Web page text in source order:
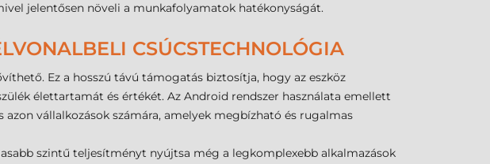
jelentősen növeli a munkafolyamatok hatékonyságát.
CSÚCSTECHNOLÓGIA
Ez a hosszú távú támogatás biztosítja, hogy az eszköz
élettartamát és értékét. Az Android rendszer használata emellett
vállalkozások számára, amelyek megbízható és rugalmas
szintű teljesítményt nyújtsa még a legkomplexebb alkalmazások